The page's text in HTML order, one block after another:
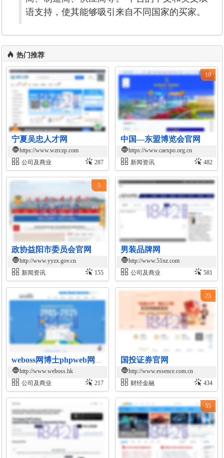
语支持，使其能够吸引来自不同国家的买家。
热门推荐
宁夏吴忠人才网
https://www.wzrczp.com
公司及商业
287
中国—东盟博览会官网
https://www.caexpo.org.cn
新闻资讯
482
10
政协益阳市委员会官网
http://www.yyzx.gov.cn
新闻资讯
155
5
男装品牌网
http://www.51nz.com
公司及商业
581
http://www.weboss.hk
公司及商业
217
国投证券官网
http://www.essence.com.cn
财经金融
434
25
55